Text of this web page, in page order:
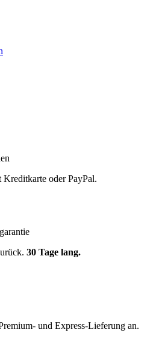
oder PayPal.
30 Tage lang.
und Express-Lieferung an.